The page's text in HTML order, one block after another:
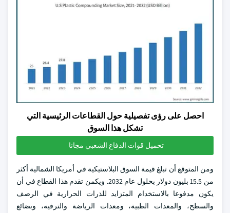
احصل على رؤى تفصيلية حول القطاعات الرئيسية التي
تشكل هذا السوق
تحميل قوات الدفاع الشعبي مجانا
ومن المتوقع أن تبلغ قيمة السوق البلاستيكية في أمريكا الشمالية أكثر
من 15.5 بليون دولار بحلول عام 2032. ويكمن تقدم هذا القطاع في أن
يكون مدفوعا بالاستخدام المتزايد للذرات الحرارية في الرصف
والسطح، والمعدات الطبية، ومعدات الرياضة والترفيه، وبضائع